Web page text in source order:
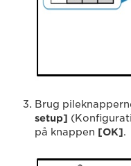
Brug
setup]
på knappen [OK].